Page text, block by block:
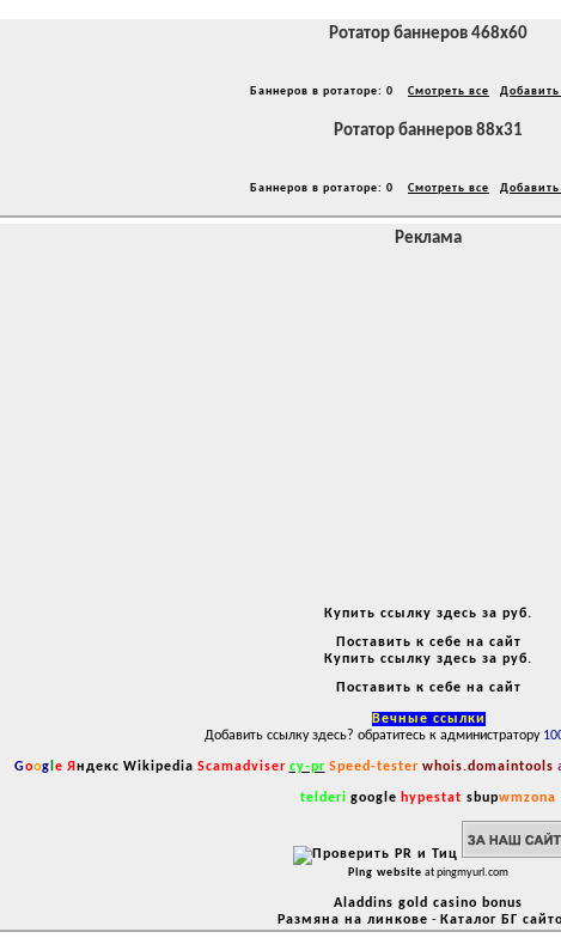
Ротатор баннеров 468x60
Баннеров в ротаторе: 0 Смотреть все Добавить
Ротатор баннеров 88x31
Баннеров в ротаторе: 0 Смотреть все Добавить
Реклама
Купить ссылку здесь за руб.
Поставить к себе на сайт
Купить ссылку здесь за руб.
Поставить к себе на сайт
Вечные ссылки
Добавить ссылку здесь? обратитесь к администратору
Goog e Я ндекс Wikipedia Scamadviser cy-pr Speed-tester whois.domaintools
telderi google hypestat sbupwmzona
Ping website at pingmyurl.com
Aladdins gold casino bonus
Размяна на линкове - Каталог БГ